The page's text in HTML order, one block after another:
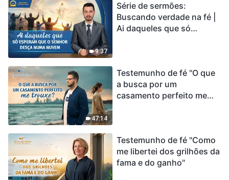
9:37
Série de sermões:
Buscando verdade na fé |
Ai daqueles que só
47:14
Testemunho de fé "O que
a busca por um
casamento perfeito me
Testemunho de fé "Como
me libertei dos grilhões da
fama e do ganho"